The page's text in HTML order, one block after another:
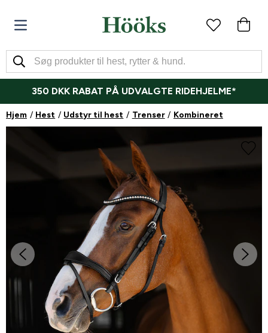
350 DKK RABAT PÅ UDVALGTE RIDEHJELME*
Hjem Hest Udstyr til hest Trenser Kombineret